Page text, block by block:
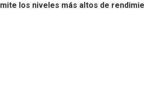
los niveles más altos de